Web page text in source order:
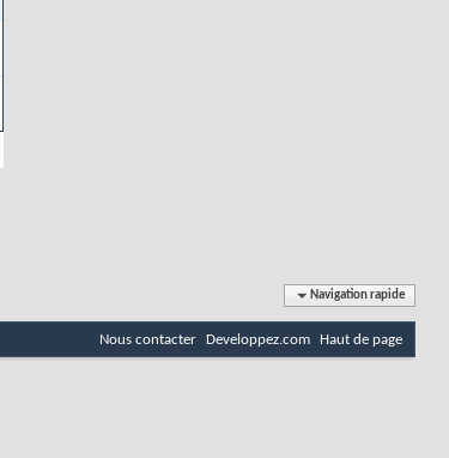
Navigation rapide
Nous contacter Developpez.com Haut de page